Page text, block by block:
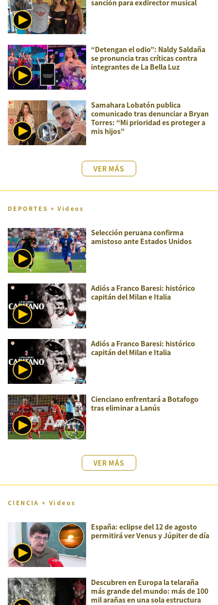
sanción para exdirector musical
“Detengan el odio”: Naldy Saldaña
se pronuncia tras críticas contra
integrantes de La Bella Luz
Samahara Lobatón publica
comunicado tras denunciar a Bryan
Torres: “Mi prioridad es proteger a
mis hijos”
VER MÁS
DEPORTES + Videos
Selección peruana confirma
amistoso ante Estados Unidos
Adiós a Franco Baresi: histórico
capitán del Milan e Italia
Adiós a Franco Baresi: histórico
capitán del Milan e Italia
Cienciano enfrentará a Botafogo
tras eliminar a Lanús
VER MÁS
CIENCIA + Videos
España: eclipse del 12 de agosto
permitirá ver Venus y Júpiter de día
Descubren en Europa la telaraña
más grande del mundo: más de 100
mil arañas en una sola estructura